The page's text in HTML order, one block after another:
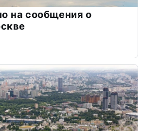
на сообщения о